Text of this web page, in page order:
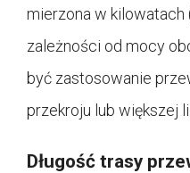
mierzona w kilowatach
zależności od mocy
być zastosowanie
przekroju lub większej
Długość trasy